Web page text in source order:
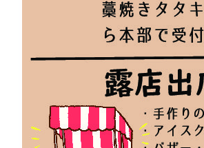
Hatena
RSS
Pin it